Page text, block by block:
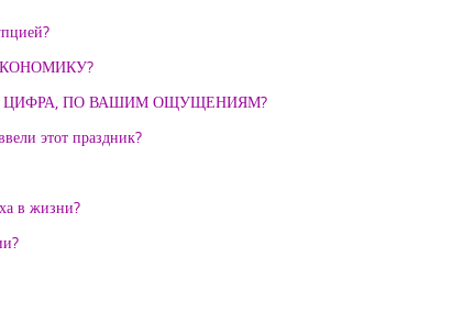
ЭТА ЦИФРА, ПО ВАШИМ ОЩУЩЕНИЯМ?
этот праздник?
в жизни?